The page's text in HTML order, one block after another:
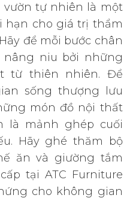
vườn tự nhiên là một
hạn cho giá trị thẩm
để mỗi bước chân
nâng niu bởi những
từ thiên nhiên. Để
sống thượng lưu
món đồ nội thất
là mảnh ghép cuối
Hãy ghé thăm bộ
ăn và giường tắm
tại ATC Furniture
cho không gian